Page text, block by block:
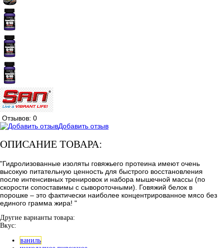
Отзывов: 0
Добавить отзыв
ОПИСАНИЕ ТОВАРА:
"Гидролизованные изоляты говяжьего протеина имеют очень
высокую питательную ценность для быстрого восстановления
после интенсивных тренировок и набора мышечной массы (по
скорости сопоставимы с сывороточными). Говяжий белок в
порошке – это фактически наиболее концентрированное мясо без
единого грамма жира! "
Другие варианты товара:
Вкус:
ваниль